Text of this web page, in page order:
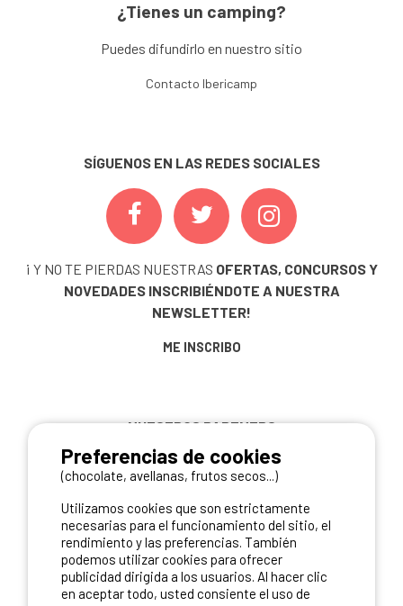
¿Tienes un camping?
Puedes difundirlo en nuestro sitio
Contacto Ibericamp
SÍGUENOS EN LAS REDES SOCIALES
¡ Y NO TE PIERDAS NUESTRAS OFERTAS, CONCURSOS Y
NOVEDADES INSCRIBIÉNDOTE A NUESTRA
NEWSLETTER!
ME INSCRIBO
NUESTROS PARTNERS
Preferencias de cookies
(chocolate, avellanas, frutos secos...)
Utilizamos cookies que son estrictamente
necesarias para el funcionamiento del sitio, el
rendimiento y las preferencias. También
podemos utilizar cookies para ofrecer
publicidad dirigida a los usuarios. Al hacer clic
en aceptar todo, usted consiente el uso de